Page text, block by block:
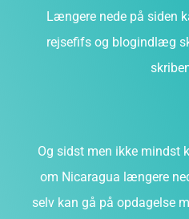
Længere nede på siden
rejsefifs og blogindlæg
Og sidst men ikke mindst
om Nicaragua længere
selv kan gå på opdagelse